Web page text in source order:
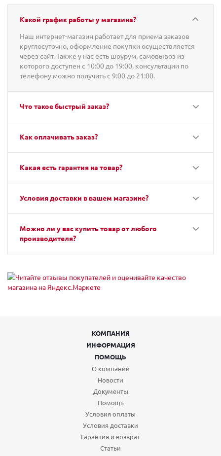
Какой график работы у магазина?
Наш интернет-магазин работает для приема заказов
круглосуточно, оформление покупки осуществляется
через сайт. Также у нас есть шоурум, самовывоз из
которого доступен с 10:00 до 19:00, консультации по
телефону можно получить с 9:00 до 21:00.
Что такое быстрый заказ?
Как оплачивать заказ?
Какая есть гарантия на товар?
Условия доставки в вашем магазине?
Можно ли у вас купить товар от любого
производителя?
КОМПАНИЯ
ИНФОРМАЦИЯ
ПОМОЩЬ
О компании
Новости
Документы
Помощь
Условия оплаты
Условия доставки
Гарантия и возврат
Статьи